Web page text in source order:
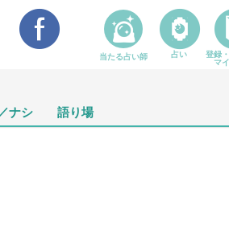
ナシ 語り場
当たる占い師 占い
登録
マ